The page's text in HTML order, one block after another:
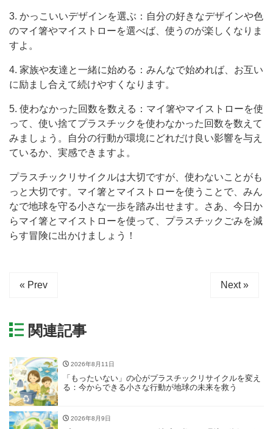
3. かっこいいデザインを選ぶ：自分の好きなデザインや色
のマイ箸やマイストローを選べば、使うのが楽しくなりま
すよ。
4. 家族や友達と一緒に始める：みんなで始めれば、お互い
に励まし合えて続けやすくなります。
5. 使わなかった回数を数える：マイ箸やマイストローを使
って、使い捨てプラスチックを使わなかった回数を数えて
みましょう。自分の行動が環境にどれだけ良い影響を与え
ているか、実感できますよ。
プラスチックリサイクルは大切ですが、使わないことがも
っと大切です。マイ箸とマイストローを使うことで、みん
なで地球を守る小さな一歩を踏み出せます。さあ、今日か
らマイ箸とマイストローを使って、プラスチックごみを減
らす冒険に出かけましょう！
« Prev Next »
関連記事
2026年8月11日
「もったいない」の心がプラスチックリサイクルを変え
る：今からできる小さな行動が地球の未来を救う
2026年8月9日